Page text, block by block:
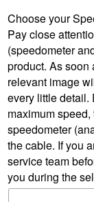
Choose your
Pay close
(speedometer
product. As soon
relevant image
every little detail.
maximum
speedometer
the cable. If you
service team
you during the